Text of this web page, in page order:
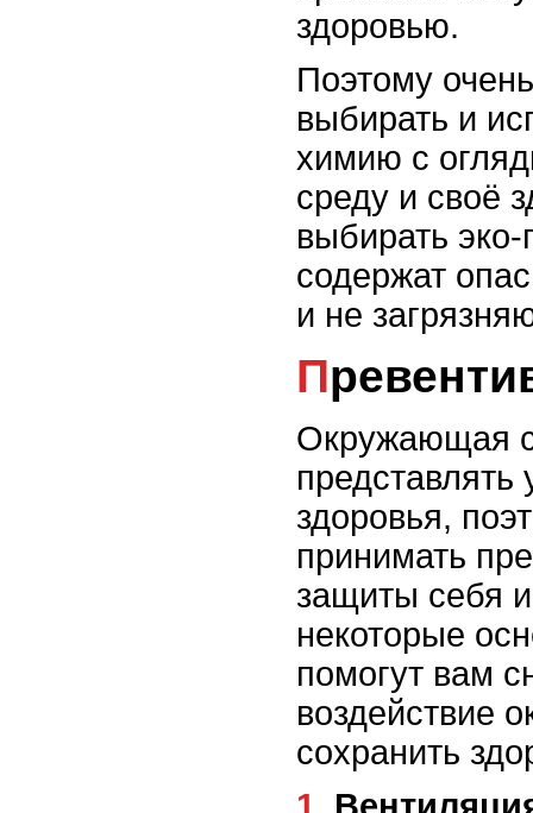
здоровью.
Поэтому
выбирать и
химию с
среду и своё
выбирать
содержат
и не
Окружающая
представлять
здоровья,
принимать
защиты себя
некоторые
помогут вам
воздействие
сохранить